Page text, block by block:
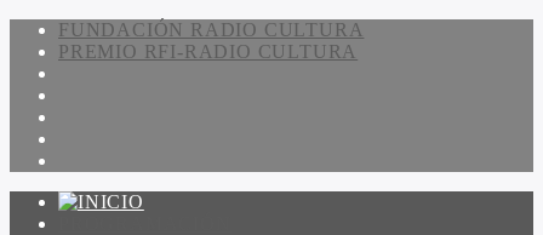
FUNDACIÓN RADIO CULTURA
PREMIO RFI-RADIO CULTURA